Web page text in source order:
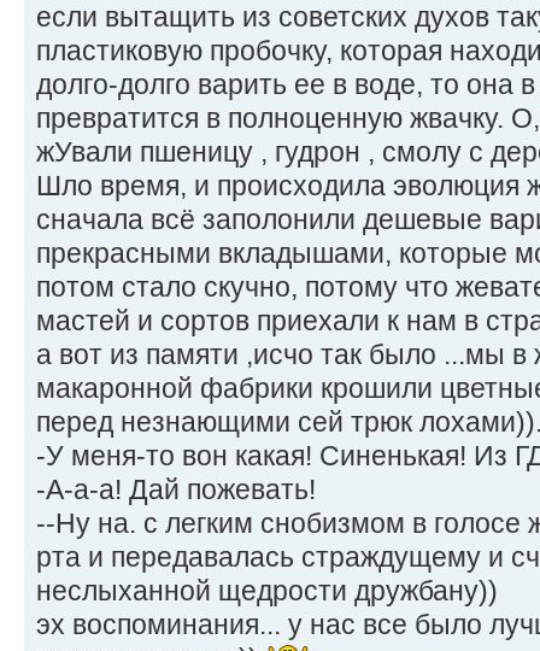
если вытащить из советских духов
пластиковую пробочку, которая
долго-долго варить ее в воде, то она
превратится в полноценную жвачку.
жУвали пшеницу , гудрон , смолу с
Шло время, и происходила эволюция
сначала всё заполонили дешевые
прекрасными вкладышами, которые
потом стало скучно, потому что
мастей и сортов приехали к нам в
а вот из памяти ,исчо так было ...мы в
макаронной фабрики крошили
перед незнающими сей трюк
-У меня-то вон какая! Синенькая! Из
-А-а-а! Дай пожевать!
--Ну на. с легким снобизмом в голосе
рта и передавалась страждущему и
неслыханной щедрости дружбану))
эх воспоминания... у нас все было